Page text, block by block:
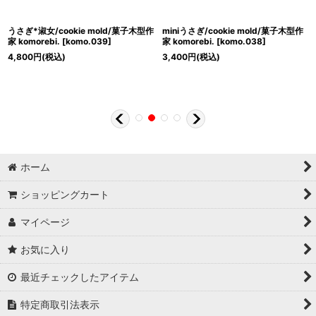
うさぎ*淑女/cookie mold/菓子木型作
家 komorebi. [komo.039]
4,800円(税込)
miniうさぎ/cookie mold/菓子木型作
家 komorebi. [komo.038]
3,400円(税込)
ホーム
ショッピングカート
マイページ
お気に入り
最近チェックしたアイテム
特定商取引法表示